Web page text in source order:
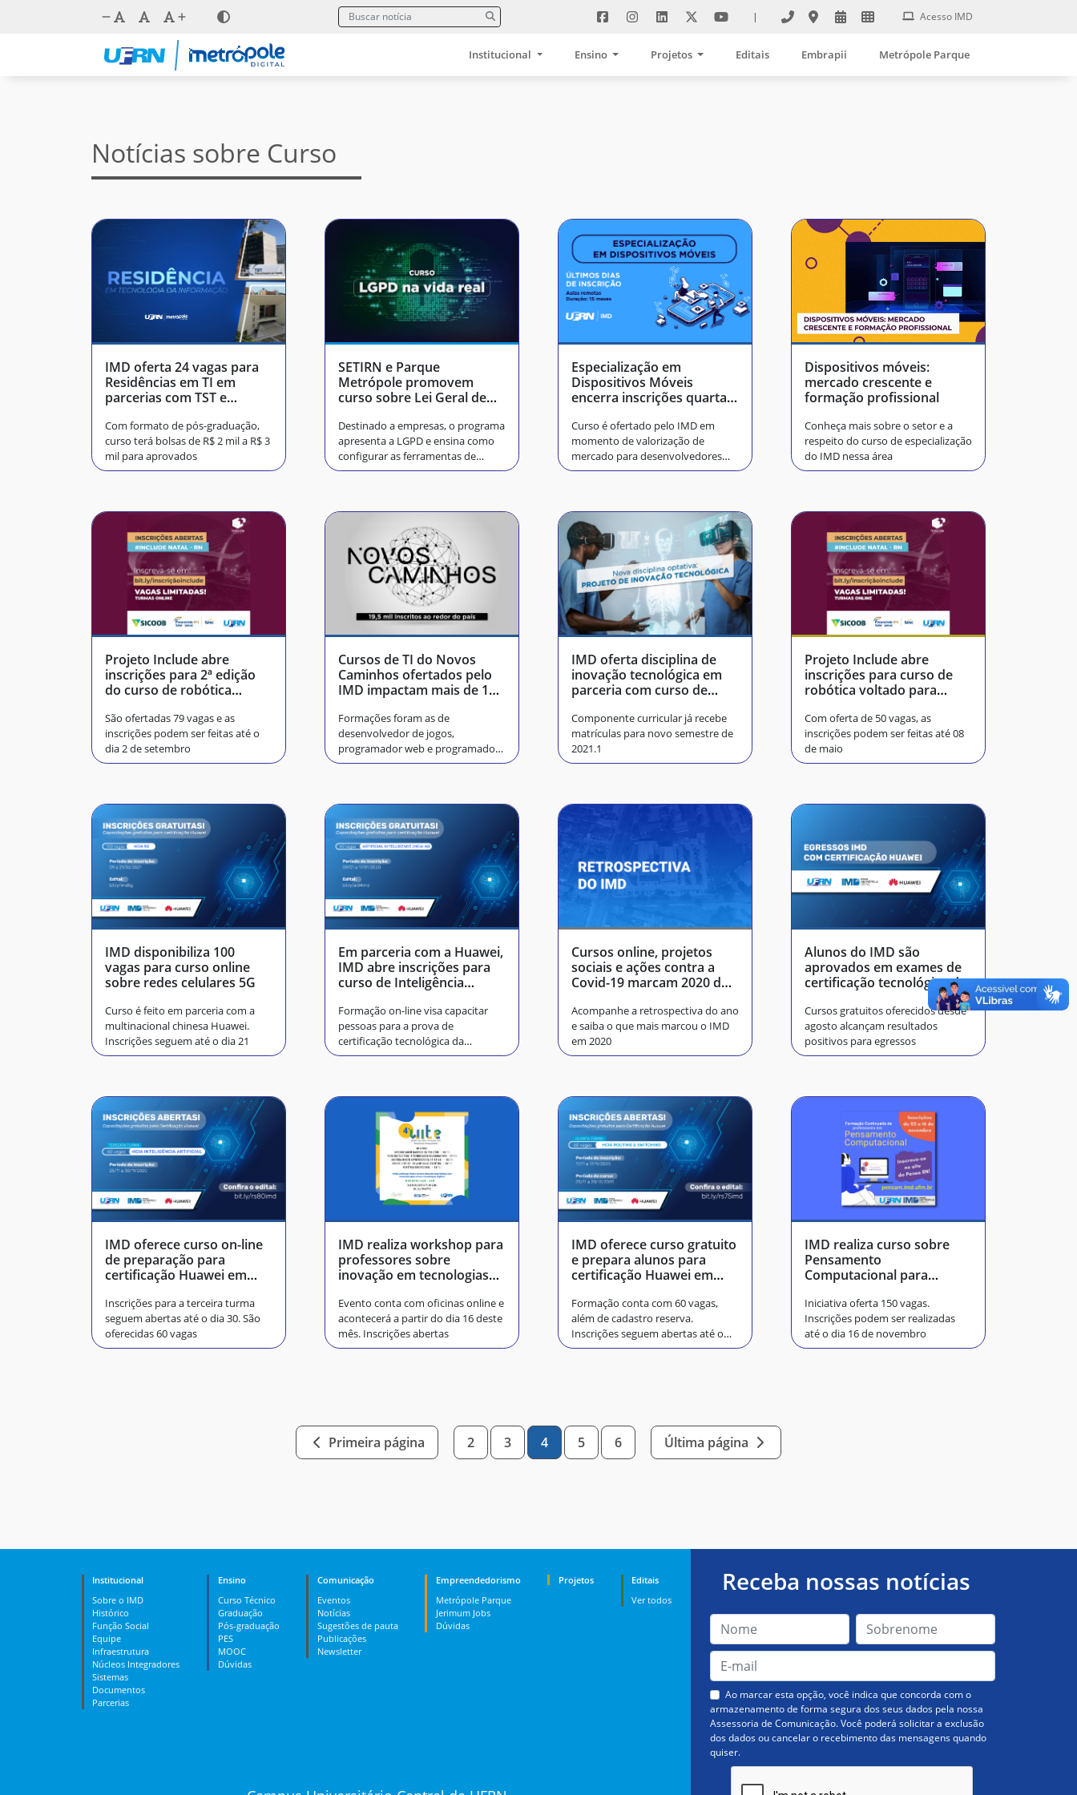
| Acesso IMD
Institucional Ensino Projetos Editais Embrapii Metrópole Parque
Notícias sobre Curso
IMD oferta 24 vagas para
Residências em TI em
parcerias com TST e
Com formato de pós-graduação,
curso terá bolsas de R$ 2 mil a R$ 3
mil para aprovados
SETIRN e Parque
Metrópole promovem
curso sobre Lei Geral de
Destinado a empresas, o programa
apresenta a LGPD e ensina como
configurar as ferramentas de
gestão
Especialização em
Dispositivos Móveis
encerra inscrições quarta-
Curso é ofertado pelo IMD em
momento de valorização de
mercado para desenvolvedores
mobile
Dispositivos móveis:
mercado crescente e
formação profissional
Conheça mais sobre o setor e a
respeito do curso de especialização
do IMD nessa área
Projeto Include abre
inscrições para 2ª edição
do curso de robótica
São ofertadas 79 vagas e as
inscrições podem ser feitas até o
dia 2 de setembro
Cursos de TI do Novos
Caminhos ofertados pelo
IMD impactam mais de 19
Formações foram as de
desenvolvedor de jogos,
programador web e programador
de dispositivos móveis
IMD oferta disciplina de
inovação tecnológica em
parceria com curso de
Componente curricular já recebe
matrículas para novo semestre de
2021.1
Projeto Include abre
inscrições para curso de
robótica voltado para
Com oferta de 50 vagas, as
inscrições podem ser feitas até 08
de maio
IMD disponibiliza 100
vagas para curso online
sobre redes celulares 5G
Curso é feito em parceria com a
multinacional chinesa Huawei.
Inscrições seguem até o dia 21
Em parceria com a Huawei,
IMD abre inscrições para
curso de Inteligência
Formação on-line visa capacitar
pessoas para a prova de
certificação tecnológica da
empresa chinesa
Cursos online, projetos
sociais e ações contra a
Covid-19 marcam 2020 do
Acompanhe a retrospectiva do ano
e saiba o que mais marcou o IMD
em 2020
Alunos do IMD são
aprovados em exames de
certificação tecnológica da
Cursos gratuitos oferecidos desde
agosto alcançam resultados
positivos para egressos
IMD oferece curso on-line
de preparação para
certificação Huawei em
Inscrições para a terceira turma
seguem abertas até o dia 30. São
oferecidas 60 vagas
IMD realiza workshop para
professores sobre
inovação em tecnologias
Evento conta com oficinas online e
acontecerá a partir do dia 16 deste
mês. Inscrições abertas
IMD oferece curso gratuito
e prepara alunos para
certificação Huawei em
Formação conta com 60 vagas,
além de cadastro reserva.
Inscrições seguem abertas até o
dia 17
IMD realiza curso sobre
Pensamento
Computacional para
pública
Iniciativa oferta 150 vagas.
Inscrições podem ser realizadas
até o dia 16 de novembro
Primeira página 2 3 4 5 6 Última página
Institucional
Sobre o IMD
Histórico
Função Social
Equipe
Infraestrutura
Núcleos Integradores
Sistemas
Documentos
Parcerias
Ensino
Curso Técnico
Graduação
Pós-graduação
PES
MOOC
Dúvidas
Comunicação
Eventos
Notícias
Sugestões de pauta
Publicações
Newsletter
Empreendedorismo
Metrópole Parque
Jerimum Jobs
Dúvidas
Projetos
Editais
Ver todos
Receba nossas notícias
Ao marcar esta opção, você indica que concorda com o
armazenamento de forma segura dos seus dados pela nossa
Assessoria de Comunicação. Você poderá solicitar a exclusão
dos dados ou cancelar o recebimento das mensagens quando
quiser.